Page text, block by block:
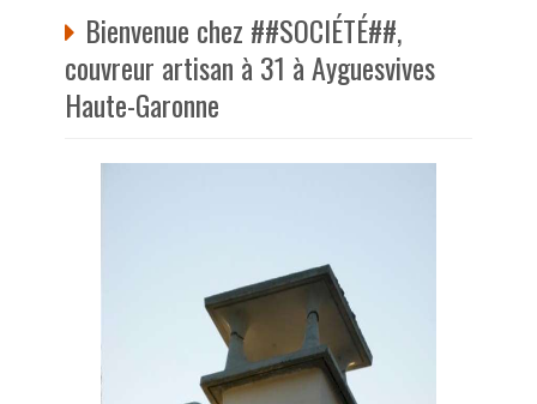
Bienvenue chez ##SOCIÉTÉ##,
couvreur artisan à 31 à Ayguesvives
Haute-Garonne